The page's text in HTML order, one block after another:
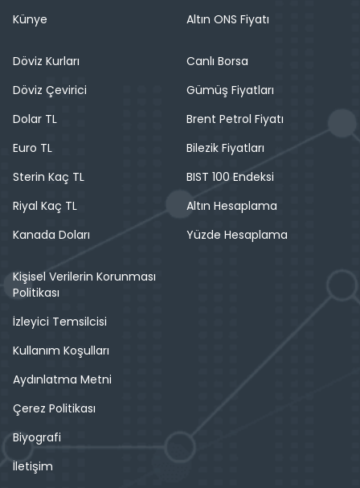
Künye
Altın ONS Fiyatı
Döviz Kurları
Döviz Çevirici
Dolar TL
Euro TL
Sterin Kaç TL
Riyal Kaç TL
Kanada Doları
Canlı Borsa
Gümüş Fiyatları
Brent Petrol Fiyatı
Bilezik Fiyatları
BIST 100 Endeksi
Altın Hesaplama
Yüzde Hesaplama
Kişisel Verilerin Korunması
Politikası
İzleyici Temsilcisi
Kullanım Koşulları
Aydınlatma Metni
Çerez Politikası
Biyografi
İletişim